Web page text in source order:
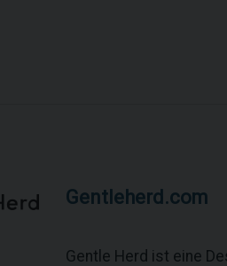
Gentleherd.com
Gentle Herd ist eine